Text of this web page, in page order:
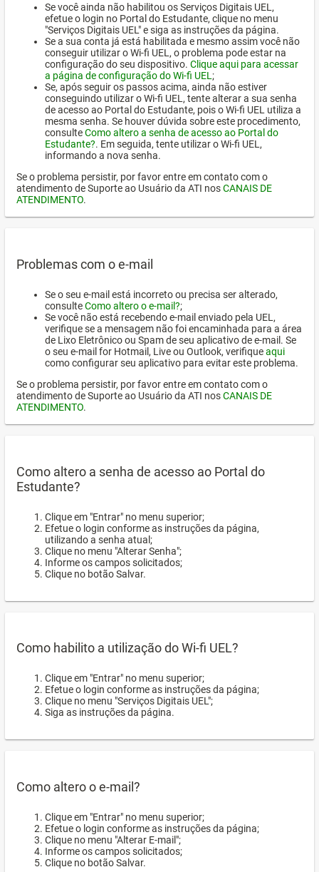
Se você ainda não habilitou os Serviços Digitais UEL,
efetue o login no Portal do Estudante, clique no menu
"Serviços Digitais UEL" e siga as instruções da página.
Se a sua conta já está habilitada e mesmo assim você não
conseguir utilizar o Wi-fi UEL, o problema pode estar na
configuração do seu dispositivo. Clique aqui para acessar
a página de configuração do Wi-fi UEL ;
Se, após seguir os passos acima, ainda não estiver
conseguindo utilizar o Wi-fi UEL, tente alterar a sua senha
de acesso ao Portal do Estudante, pois o Wi-fi UEL utiliza a
mesma senha. Se houver dúvida sobre este procedimento,
consulteComo altero a senha de acesso ao Portal do
Estudante?. Em seguida, tente utilizar o Wi-fi UEL,
informando a nova senha.
Se o problema persistir, por favor entre em contato com o
atendimento de Suporte ao Usuário da ATI nosCANAIS DE
ATENDIMENTO.
Problemas com o e-mail
Se o seu e-mail está incorreto ou precisa ser alterado,
consulteComo altero o e-mail?;
Se você não está recebendo e-mail enviado pela UEL,
verifique se a mensagem não foi encaminhada para a área
de Lixo Eletrônico ou Spam de seu aplicativo de e-mail. Se
o seu e-mail for Hotmail, Live ou Outlook, verifiqueaqui
como configurar seu aplicativo para evitar este problema.
Se o problema persistir, por favor entre em contato com o
atendimento de Suporte ao Usuário da ATI nosCANAIS DE
ATENDIMENTO.
Como altero a senha de acesso ao Portal do
Estudante?
Clique em "Entrar" no menu superior;
Efetue o login conforme as instruções da página,
utilizando a senha atual;
Clique no menu "Alterar Senha";
Informe os campos solicitados;
Clique no botão Salvar.
Como habilito a utilização do Wi-fi UEL?
Clique em "Entrar" no menu superior;
Efetue o login conforme as instruções da página;
Clique no menu "Serviços Digitais UEL";
Siga as instruções da página.
Como altero o e-mail?
Clique em "Entrar" no menu superior;
Efetue o login conforme as instruções da página;
Clique no menu "Alterar E-mail";
Informe os campos solicitados;
Clique no botão Salvar.